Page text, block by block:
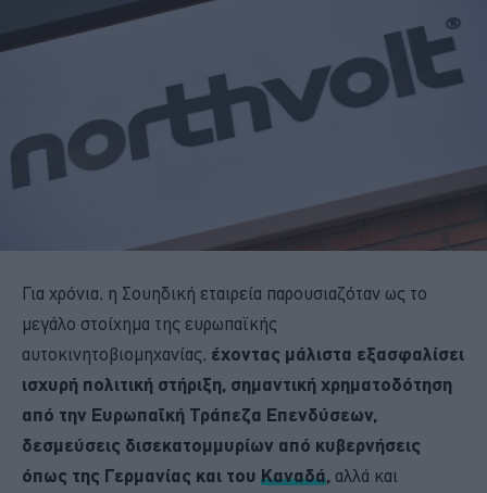
Για χρόνια, η Σουηδική εταιρεία παρουσιαζόταν ως το
μεγάλο στοίχημα της ευρωπαϊκής
αυτοκινητοβιομηχανίας, έχοντας μάλιστα εξασφαλίσει
ισχυρή πολιτική στήριξη, σημαντική χρηματοδότηση
από την Ευρωπαϊκή Τράπεζα Επενδύσεων,
δεσμεύσεις δισεκατομμυρίων από κυβερνήσεις
όπως της Γερμανίας και του Καναδά, αλλά και